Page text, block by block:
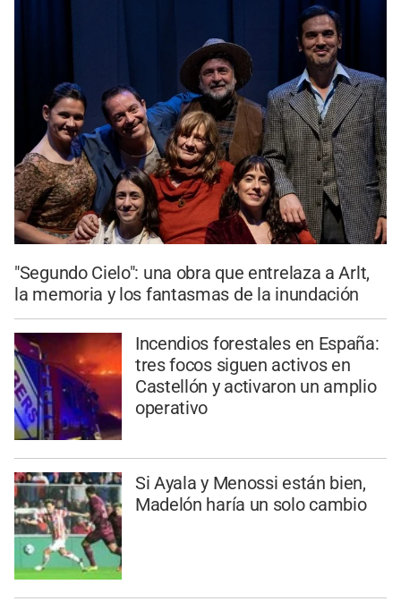
"Segundo Cielo": una obra que entrelaza a Arlt,
la memoria y los fantasmas de la inundación
Incendios forestales en España:
tres focos siguen activos en
Castellón y activaron un amplio
operativo
Si Ayala y Menossi están bien,
Madelón haría un solo cambio